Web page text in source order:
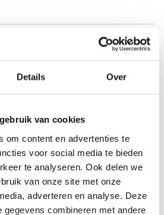
Details Over
van cookies
om content en advertenties te
voor social media te bieden
te analyseren. Ook delen we
van onze site met onze
adverteren en analyse. Deze
gegevens combineren met andere
BBQ kopen
met een kooktoestel
barbecues